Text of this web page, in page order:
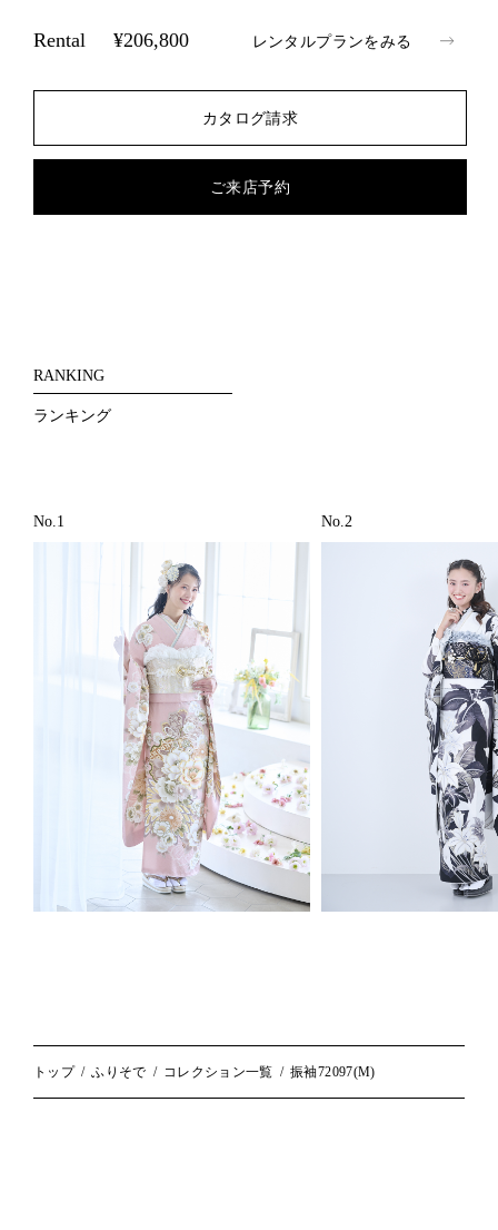
トップ ふりそで コレクション一覧 振袖72097(M)
Rental ¥206,800 レンタルプランをみる
カタログ請求
ご来店予約
RANKING
ランキング
No.1 No.2